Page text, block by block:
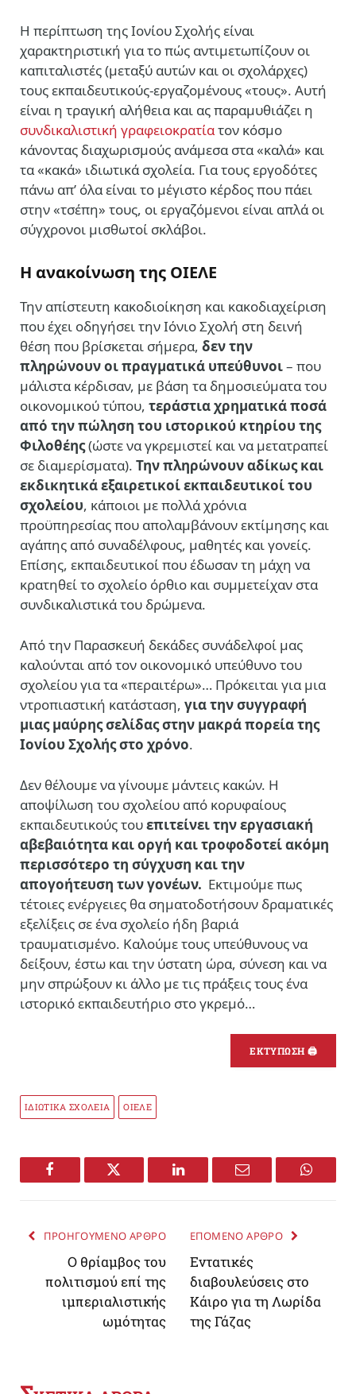
Η περίπτωση της Ιονίου Σχολής είναι
χαρακτηριστική για το πώς αντιμετωπίζουν οι
καπιταλιστές (μεταξύ αυτών και οι σχολάρχες)
τους εκπαιδευτικούς-εργαζομένους «τους». Αυτή
είναι η τραγική αλήθεια και ας παραμυθιάζει η
συνδικαλιστική γραφειοκρατίατον κόσμο
κάνοντας διαχωρισμούς ανάμεσα στα «καλά» και
τα «κακά» ιδιωτικά σχολεία. Για τους εργοδότες
πάνω απ’ όλα είναι το μέγιστο κέρδος που πάει
στην «τσέπη» τους, οι εργαζόμενοι είναι απλά οι
σύγχρονοι μισθωτοί σκλάβοι.
Η ανακοίνωση της ΟΙΕΛΕ
Την απίστευτη κακοδιοίκηση και κακοδιαχείριση
που έχει οδηγήσει την Ιόνιο Σχολή στη δεινή
θέση που βρίσκεται σήμερα, δεν την
πληρώνουν οι πραγματικά υπεύθυνοι– που
μάλιστα κέρδισαν, με βάση τα δημοσιεύματα του
οικονομικού τύπου, τεράστια χρηματικά ποσά
από την πώληση του ιστορικού κτηρίου της
Φιλοθέης(ώστε να γκρεμιστεί και να μετατραπεί
σε διαμερίσματα). Την πληρώνουν αδίκως και
εκδικητικά εξαιρετικοί εκπαιδευτικοί του
σχολείου, κάποιοι με πολλά χρόνια
προϋπηρεσίας που απολαμβάνουν εκτίμησης και
αγάπης από συναδέλφους, μαθητές και γονείς.
Επίσης, εκπαιδευτικοί που έδωσαν τη μάχη να
κρατηθεί το σχολείο όρθιο και συμμετείχαν στα
συνδικαλιστικά του δρώμενα.
Από την Παρασκευή δεκάδες συνάδελφοί μας
καλούνται από τον οικονομικό υπεύθυνο του
σχολείου για τα «περαιτέρω»… Πρόκειται για μια
ντροπιαστική κατάσταση, για την συγγραφή
μιας μαύρης σελίδας στην μακρά πορεία της
Ιονίου Σχολής στο χρόνο.
Δεν θέλουμε να γίνουμε μάντεις κακών. Η
αποψίλωση του σχολείου από κορυφαίους
εκπαιδευτικούς τουεπιτείνει την εργασιακή
αβεβαιότητα και οργή και τροφοδοτεί ακόμη
περισσότερο τη σύγχυση και την
απογοήτευση των γονέων. Εκτιμούμε πως
τέτοιες ενέργειες θα σηματοδοτήσουν δραματικές
εξελίξεις σε ένα σχολείο ήδη βαριά
τραυματισμένο. Καλούμε τους υπεύθυνους να
δείξουν, έστω και την ύστατη ώρα, σύνεση και να
μην σπρώξουν κι άλλο με τις πράξεις τους ένα
ιστορικό εκπαιδευτήριο στο γκρεμό…
ΕΚΤΥΠΩΣΗ 🖨
ΙΔΙΩΤΙΚΑ ΣΧΟΛΕΙΑ ΟΙΕΛΕ
Facebook Twitter LinkedIn Email
ΠΡΟΗΓΟΥΜΕΝΟ ΑΡΘΡΟ
Ο θρίαμβος του
πολιτισμού επί της
ιμπεριαλιστικής
ωμότητας
ΕΠΟΜΕΝΟ ΑΡΘΡΟ
Εντατικές
διαβουλεύσεις στο
Κάιρο για τη Λωρίδα
της Γάζας